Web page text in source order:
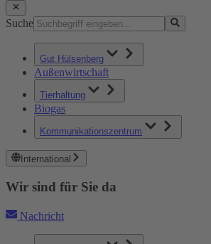
Suche
Gut Hülsenberg
Außenwirtschaft
Tierhaltung
Biogas
Kommunikationszentrum
International
Wir sind für Sie da
Nachricht